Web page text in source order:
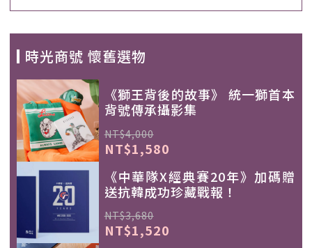
時光商號 懷舊選物
《獅王背後的故事》 統一獅首本
背號傳承攝影集
NT$4,000
NT$1,580
《中華隊X經典賽20年》加碼贈
送抗韓成功珍藏戰報！
NT$3,680
NT$1,520